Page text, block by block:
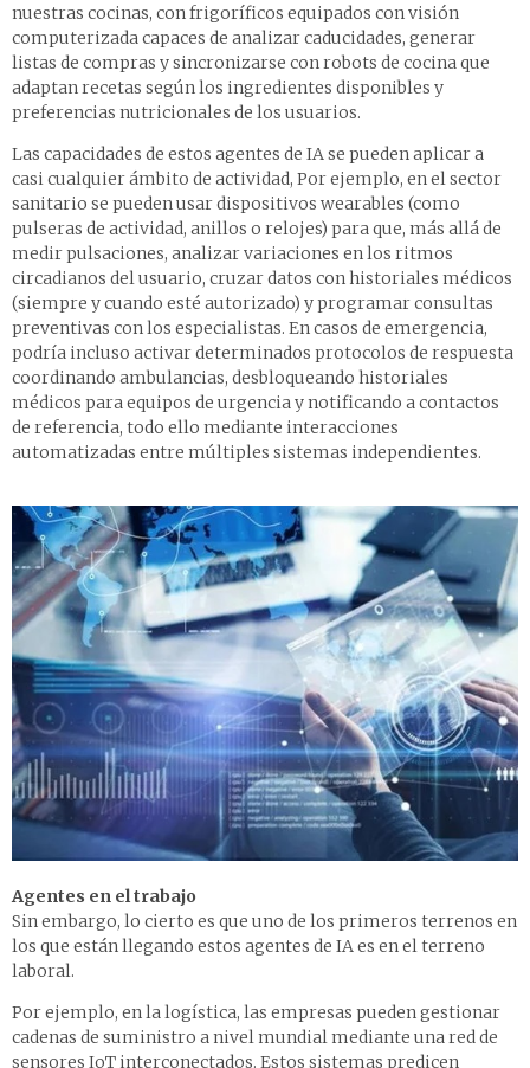
nuestras cocinas, con frigoríficos equipados con visión
computerizada capaces de analizar caducidades, generar
listas de compras y sincronizarse con robots de cocina que
adaptan recetas según los ingredientes disponibles y
preferencias nutricionales de los usuarios.
Las capacidades de estos agentes de IA se pueden aplicar a
casi cualquier ámbito de actividad, Por ejemplo, en el sector
sanitario se pueden usar dispositivos wearables (como
pulseras de actividad, anillos o relojes) para que, más allá de
medir pulsaciones, analizar variaciones en los ritmos
circadianos del usuario, cruzar datos con historiales médicos
(siempre y cuando esté autorizado) y programar consultas
preventivas con los especialistas. En casos de emergencia,
podría incluso activar determinados protocolos de respuesta
coordinando ambulancias, desbloqueando historiales
médicos para equipos de urgencia y notificando a contactos
de referencia, todo ello mediante interacciones
automatizadas entre múltiples sistemas independientes.
Agentes en el trabajo
Sin embargo, lo cierto es que uno de los primeros terrenos en
los que están llegando estos agentes de IA es en el terreno
laboral.
Por ejemplo, en la logística, las empresas pueden gestionar
cadenas de suministro a nivel mundial mediante una red de
sensores IoT interconectados. Estos sistemas predicen